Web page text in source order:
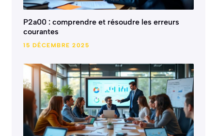
P2a00 : comprendre et résoudre les erreurs
courantes
15 DÉCEMBRE 2025